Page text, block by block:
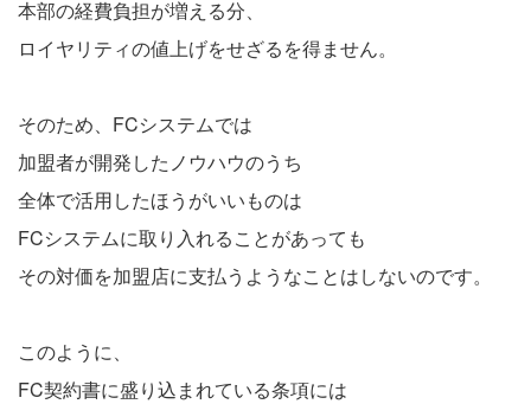
本部の経費負担が増える分、
ロイヤリティの値上げをせざるを得ません。
そのため、FCシステムでは
加盟者が開発したノウハウのうち
全体で活用したほうがいいものは
FCシステムに取り入れることがあっても
その対価を加盟店に支払うようなことはしないのです。
このように、
FC契約書に盛り込まれている条項には